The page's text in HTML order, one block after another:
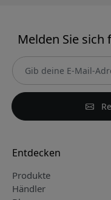
Melden Sie
Entdecken
Produkte
Händler